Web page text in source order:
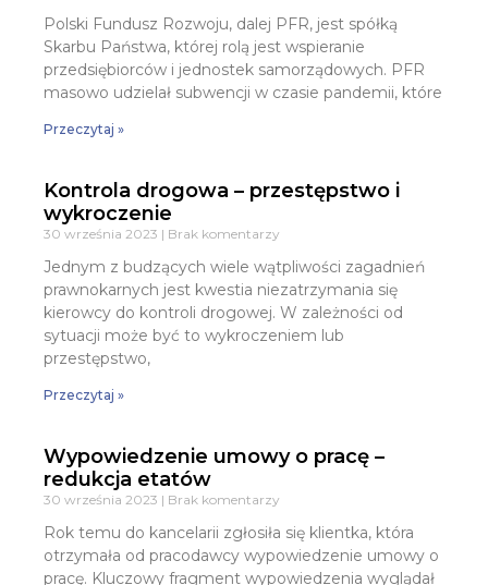
Polski Fundusz Rozwoju, dalej PFR, jest spółką
Skarbu Państwa, której rolą jest wspieranie
przedsiębiorców i jednostek samorządowych. PFR
masowo udzielał subwencji w czasie pandemii, które
Przeczytaj »
Kontrola drogowa – przestępstwo i
wykroczenie
30 września 2023 Brak komentarzy
Jednym z budzących wiele wątpliwości zagadnień
prawnokarnych jest kwestia niezatrzymania się
kierowcy do kontroli drogowej. W zależności od
sytuacji może być to wykroczeniem lub
przestępstwo,
Przeczytaj »
Wypowiedzenie umowy o pracę –
redukcja etatów
30 września 2023 Brak komentarzy
Rok temu do kancelarii zgłosiła się klientka, która
otrzymała od pracodawcy wypowiedzenie umowy o
pracę. Kluczowy fragment wypowiedzenia wyglądał